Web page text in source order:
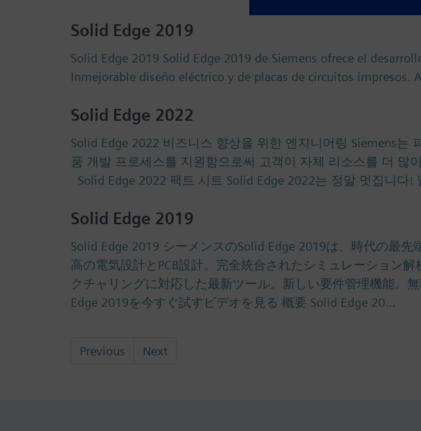
Solid Edge 2019
Solid Edge 2019 Solid Edge 2019 de Siemens ofrece el
Inmejorable diseño eléctrico y de placas de circuitos
Solid Edge 2022
Solid Edge 2022 비즈니스 향상을 위한 엔지니어링 Siemens
품 개발 프로세스를 지원함으로써 고객이 자체 리소스를 더 많
Solid Edge 2022 팩트 시트 Solid Edge 2022는 정말 멋집니
Solid Edge 2019
Solid Edge 2019 シーメンスのSolid Edge 2019は、時代の最
高の電気設計とPCB設計。完全統合されたシミュレーション
クチャリングに対応した最新ツール。新しい要件管理機能。
Edge 2019を今すぐ試すビデオを見る 概要 Solid Edge 20…
Previous Next